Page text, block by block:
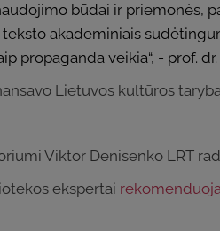
būdai ir priemonės,
akademiniais
propaganda veikia“, - prof. dr.
Lietuvos kultūros
Viktor Denisenko LRT
ekspertai